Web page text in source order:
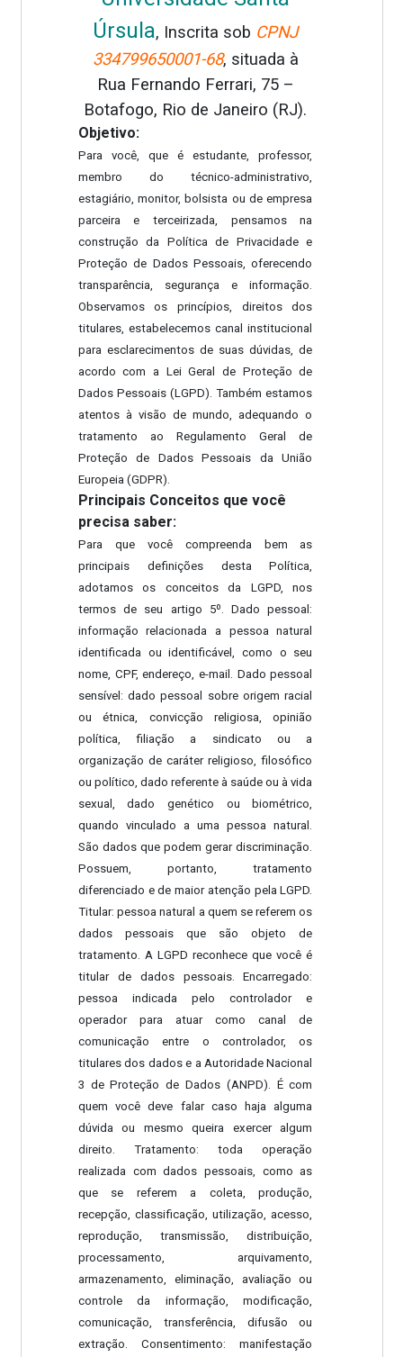
Úrsula, Inscrita sob CPNJ
334799650001-68, situada à
Rua Fernando Ferrari, 75 –
Botafogo, Rio de Janeiro (RJ).
Objetivo:
Para você, que é estudante, professor,
membro do técnico-administrativo,
estagiário, monitor, bolsista ou de empresa
parceira e terceirizada, pensamos na
construção da Política de Privacidade e
Proteção de Dados Pessoais, oferecendo
transparência, segurança e informação.
Observamos os princípios, direitos dos
titulares, estabelecemos canal institucional
para esclarecimentos de suas dúvidas, de
acordo com a Lei Geral de Proteção de
Dados Pessoais (LGPD). Também estamos
atentos à visão de mundo, adequando o
tratamento ao Regulamento Geral de
Proteção de Dados Pessoais da União
Europeia (GDPR).
Principais Conceitos que você
precisa saber:
Para que você compreenda bem as
principais definições desta Política,
adotamos os conceitos da LGPD, nos
termos de seu artigo 5º. Dado pessoal:
informação relacionada a pessoa natural
identificada ou identificável, como o seu
nome, CPF, endereço, e-mail. Dado pessoal
sensível: dado pessoal sobre origem racial
ou étnica, convicção religiosa, opinião
política, filiação a sindicato ou a
organização de caráter religioso, filosófico
ou político, dado referente à saúde ou à vida
sexual, dado genético ou biométrico,
quando vinculado a uma pessoa natural.
São dados que podem gerar discriminação.
Possuem, portanto, tratamento
diferenciado e de maior atenção pela LGPD.
Titular: pessoa natural a quem se referem os
dados pessoais que são objeto de
tratamento. A LGPD reconhece que você é
titular de dados pessoais. Encarregado:
pessoa indicada pelo controlador e
operador para atuar como canal de
comunicação entre o controlador, os
titulares dos dados e a Autoridade Nacional
3 de Proteção de Dados (ANPD). É com
quem você deve falar caso haja alguma
dúvida ou mesmo queira exercer algum
direito. Tratamento: toda operação
realizada com dados pessoais, como as
que se referem a coleta, produção,
recepção, classificação, utilização, acesso,
reprodução, transmissão, distribuição,
processamento, arquivamento,
armazenamento, eliminação, avaliação ou
controle da informação, modificação,
comunicação, transferência, difusão ou
extração. Consentimento: manifestação